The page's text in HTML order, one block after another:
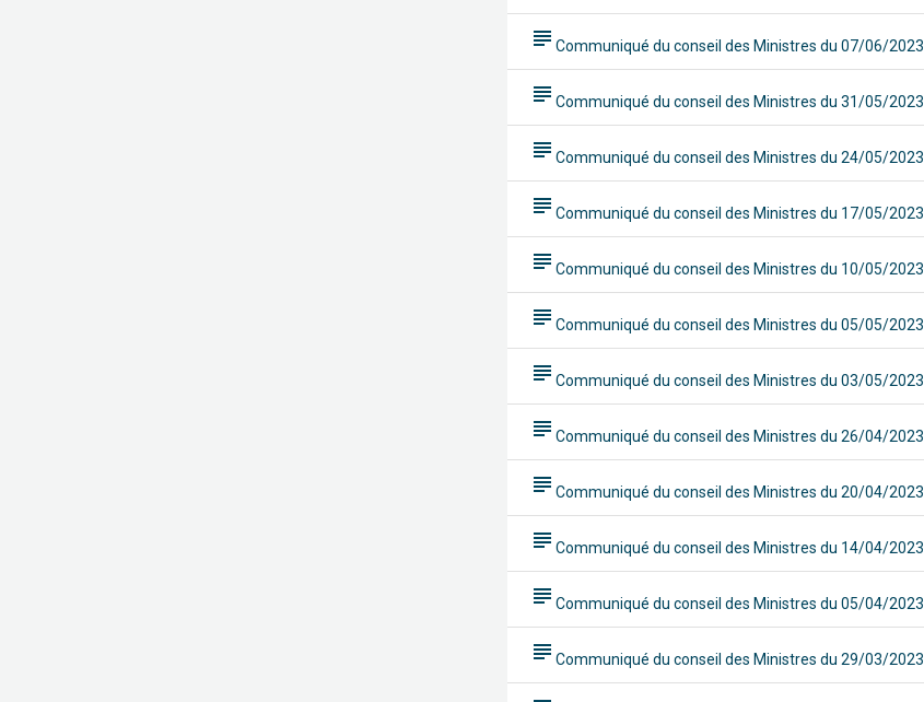
subject Communiqué du conseil des Ministres du 07/06/2023
subject Communiqué du conseil des Ministres du 31/05/2023
subject Communiqué du conseil des Ministres du 24/05/2023
subject Communiqué du conseil des Ministres du 17/05/2023
subject Communiqué du conseil des Ministres du 10/05/2023
subject Communiqué du conseil des Ministres du 05/05/2023
subject Communiqué du conseil des Ministres du 03/05/2023
subject Communiqué du conseil des Ministres du 26/04/2023
subject Communiqué du conseil des Ministres du 20/04/2023
subject Communiqué du conseil des Ministres du 14/04/2023
subject Communiqué du conseil des Ministres du 05/04/2023
subject Communiqué du conseil des Ministres du 29/03/2023